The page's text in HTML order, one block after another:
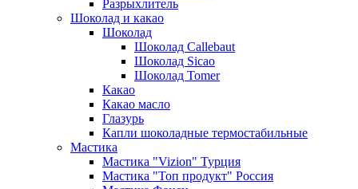
Разрыхлитель
Шоколад и какао
Шоколад
Шоколад Callebaut
Шоколад Sicao
Шоколад Tomer
Какао
Какао масло
Глазурь
Капли шоколадные термостабильные
Мастика
Мастика "Vizion" Турция
Мастика "Топ продукт" Россия